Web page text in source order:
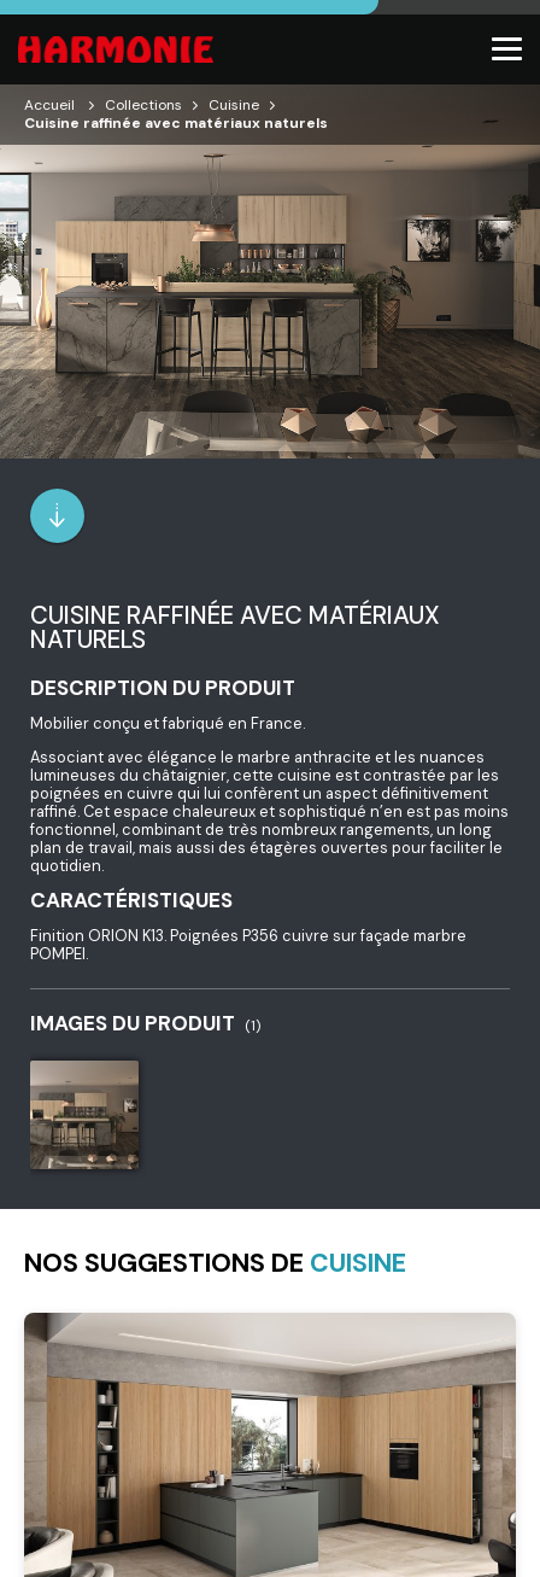
Accueil Collections
Cuisine
Cuisine raffinée avec matériaux naturels
CUISINE RAFFINÉE AVEC MATÉRIAUX
NATURELS
DESCRIPTION DU PRODUIT
Mobilier conçu et fabriqué en France.
Associant avec élégance le marbre anthracite et les nuances
lumineuses du châtaignier, cette cuisine est contrastée par les
poignées en cuivre qui lui confèrent un aspect définitivement
raffiné. Cet espace chaleureux et sophistiqué n’en est pas moins
fonctionnel, combinant de très nombreux rangements, un long
plan de travail, mais aussi des étagères ouvertes pour faciliter le
quotidien.
CARACTÉRISTIQUES
Finition ORION K13. Poignées P356 cuivre sur façade marbre
POMPEI.
IMAGES DU PRODUIT (1)
NOS SUGGESTIONS DE CUISINE